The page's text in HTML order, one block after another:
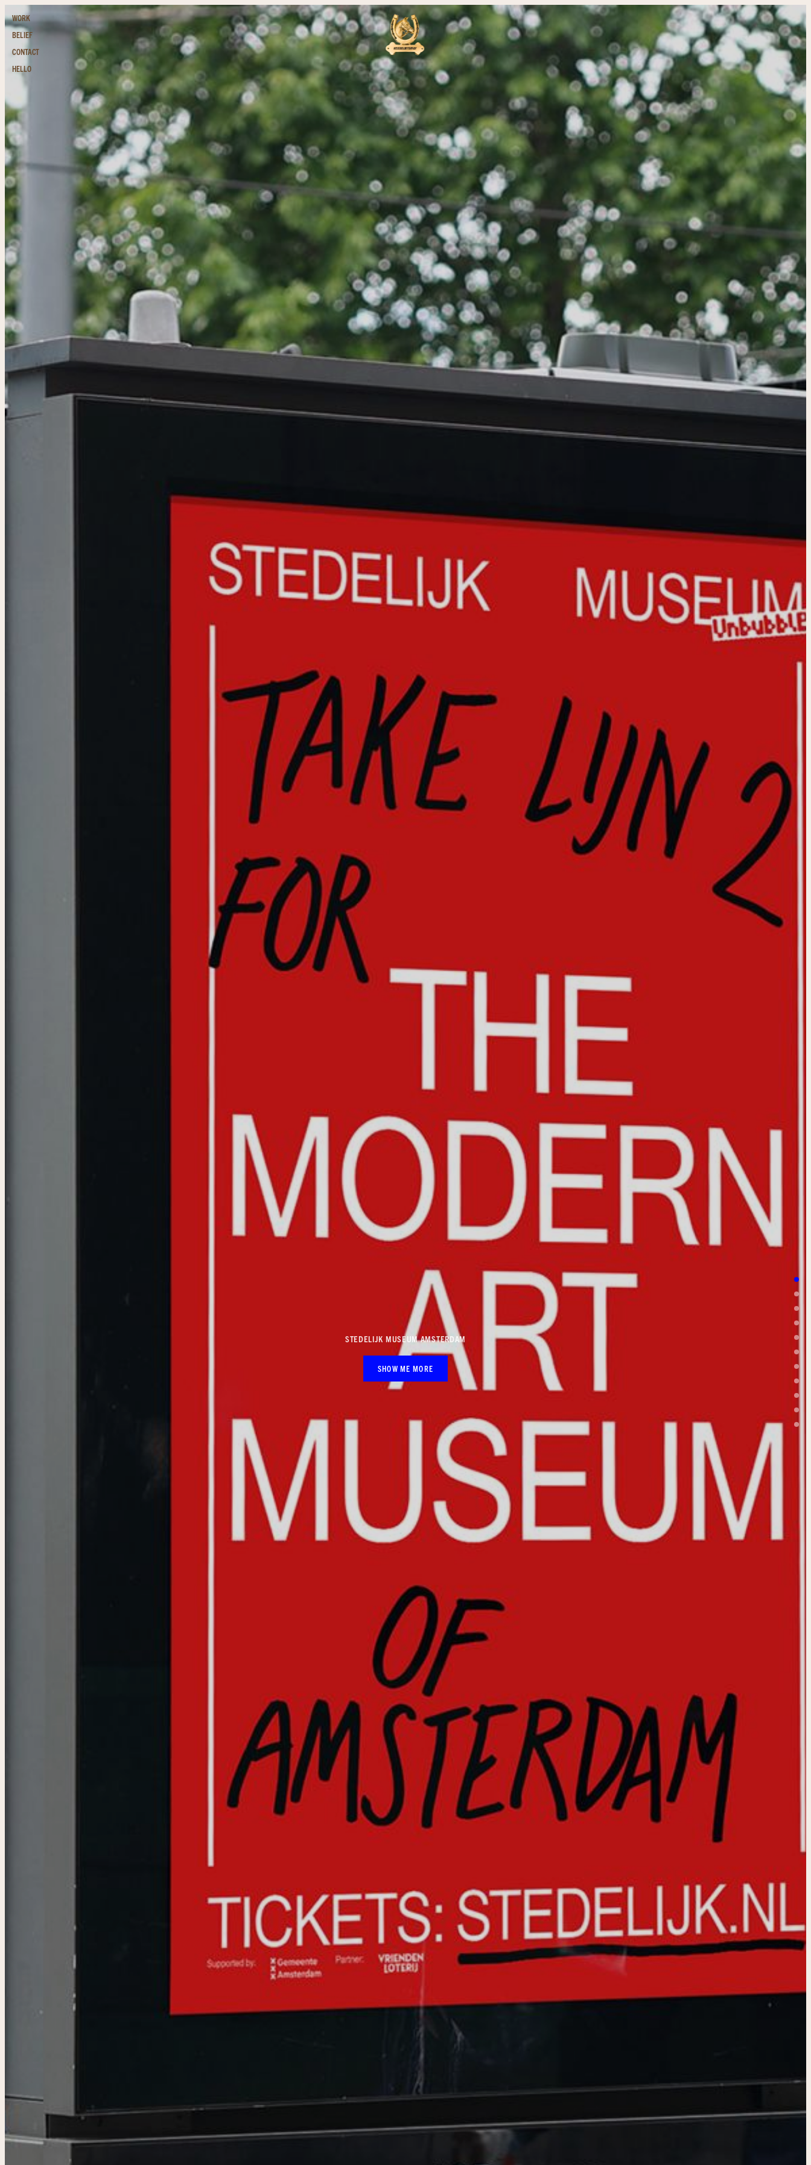
WORK
BELIEF
CONTACT
HELLO
STEDELIJK MUSEUM AMSTERDAM
SHOW ME MORE